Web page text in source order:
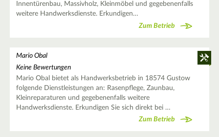
Innentürenbau, Massivholz, Kleinmöbel und gegebenenfalls
weitere Handwerksdienste. Erkundigen…
Zum Betrieb
Mario Obal
Keine Bewertungen
Mario Obal bietet als Handwerksbetrieb in 18574 Gustow
folgende Dienstleistungen an: Rasenpflege, Zaunbau,
Kleinreparaturen und gegebenenfalls weitere
Handwerksdienste. Erkundigen Sie sich direkt bei …
Zum Betrieb